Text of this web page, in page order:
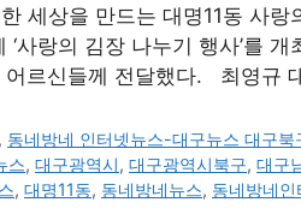
세상을 만드는 대명11동 사
‘사랑의 김장 나누기 행사’를
어르신들께 전달했다. 최영규
, 동네방네 인터넷뉴스-대구뉴스 대구북
스,대구광역시,대구광역시북구,대구
, 대명11동, 동네방네뉴스, 동네방네인